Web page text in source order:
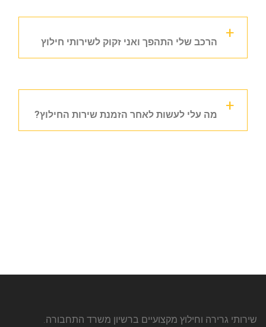
הרכב שלי התהפך ואני זקוק לשירותי חילוץ
מה עלי לעשות לאחר הזמנת שירות החילוץ?
שירותי גרירה וחילוץ מקצועיים ברשיון משרד התחבורה.